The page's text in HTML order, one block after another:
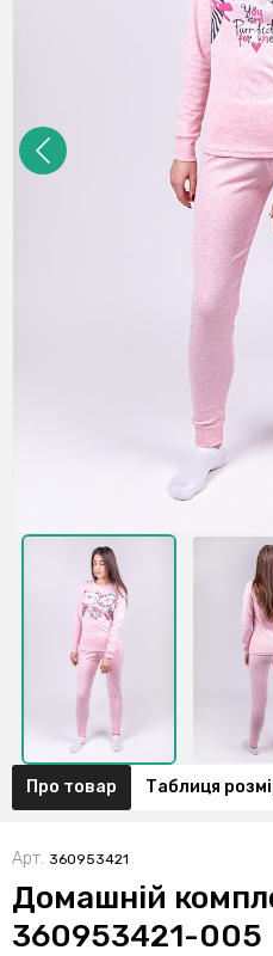
Про товар Таблиця
Арт. 360953421
Домашній
360953421-005